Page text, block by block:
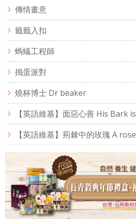
傳情畫意
籤籤入扣
螞蟻工程師
搗蛋派對
燒杯博士 Dr beaker